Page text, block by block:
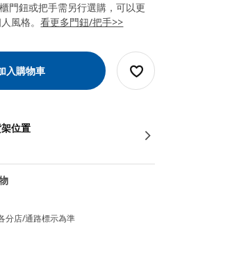
門鈕或把手需另行選購，可以更
風格。看更多門鈕/把手>>
入購物車
位置
分店/通路標示為準